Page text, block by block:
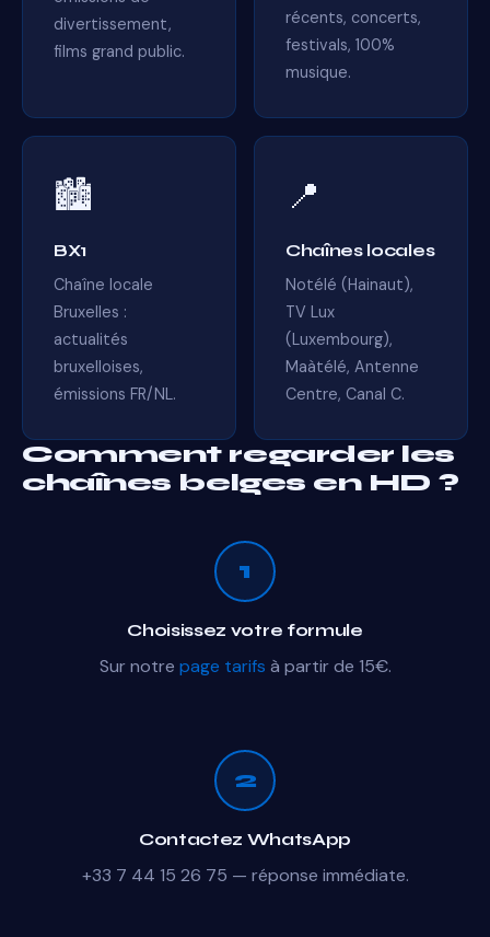
divertissement,
films grand public.
récents, concerts,
festivals, 100%
musique.
🏙️
BX1
Chaîne locale
Bruxelles :
actualités
bruxelloises,
émissions FR/NL.
📍
Chaînes locales
Notélé (Hainaut),
TV Lux
(Luxembourg),
Maàtélé, Antenne
Centre, Canal C.
Comment regarder les
chaînes belges en HD ?
1
Choisissez votre formule
Sur notre page tarifs à partir de 15€.
2
Contactez WhatsApp
+33 7 44 15 26 75 — réponse immédiate.